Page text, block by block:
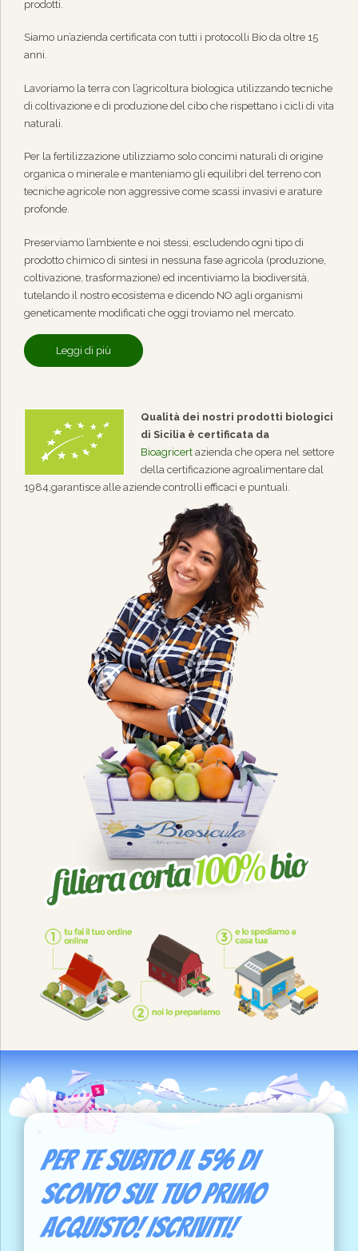
prodotti.
Siamo un’azienda certificata con tutti i protocolli Bio da oltre 15
anni.
Lavoriamo la terra con l’agricoltura biologica utilizzando tecniche
di coltivazione e di produzione del cibo che rispettano i cicli di vita
naturali.
Per la fertilizzazione utilizziamo solo concimi naturali di origine
organica o minerale e manteniamo gli equilibri del terreno con
tecniche agricole non aggressive come scassi invasivi e arature
profonde.
Preserviamo l’ambiente e noi stessi, escludendo ogni tipo di
prodotto chimico di sintesi in nessuna fase agricola (produzione,
coltivazione, trasformazione) ed incentiviamo la biodiversità,
tutelando il nostro ecosistema e dicendo NO agli organismi
geneticamente modificati che oggi troviamo nel mercato.
Leggi di più
Qualità dei nostri prodotti biologici
di Sicilia è certificata da
Bioagricert azienda che opera nel settore
della certificazione agroalimentare dal
1984,garantisce alle aziende controlli efficaci e puntuali.
PER TE SUBITO IL 5% DI
SCONTO SUL TUO PRIMO
ACQUISTO! ISCRIVITI!